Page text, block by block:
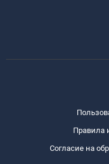
Правила
Согласие на